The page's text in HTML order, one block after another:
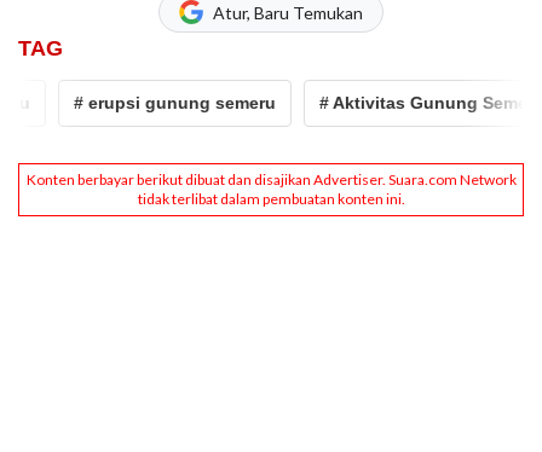
Atur, Baru Temukan
TAG
# erupsi gunung semeru # Aktivitas Gunung Semeru